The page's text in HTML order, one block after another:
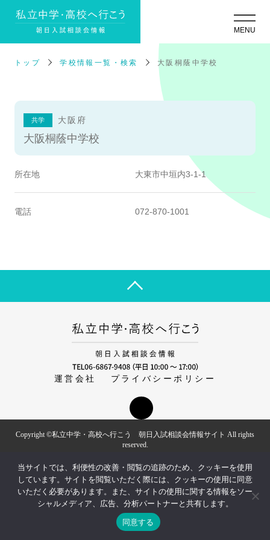
トップ 学校情報一覧・検索 大阪桐蔭中学校
共学 大阪府
大阪桐蔭中学校
所在地 大東市中垣内3-1-1
電話 072-870-1001
運営会社 プライバシーポリシー
Copyright ©私立中学・高校へ行こう 朝日入試相談会情報サイト All rights
reserved.
当サイトでは、利便性の改善・閲覧の追跡のため、クッキーを使用
しています。サイトを閲覧いただく際には、クッキーの使用に同意
いただく必要があります。また、サイトの使用に関する情報をソー
シャルメディア、広告、分析パートナーと共有します。
同意する